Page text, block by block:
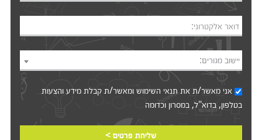
דואר אלקטרוני:
יישוב מגורים:
אני מאשר/ת את תנאי השימושומאשר/ת קבלת מידע והצעות
בטלפון, בדוא"ל, במסרון וכדומה‎‎
שליחת פרטים >